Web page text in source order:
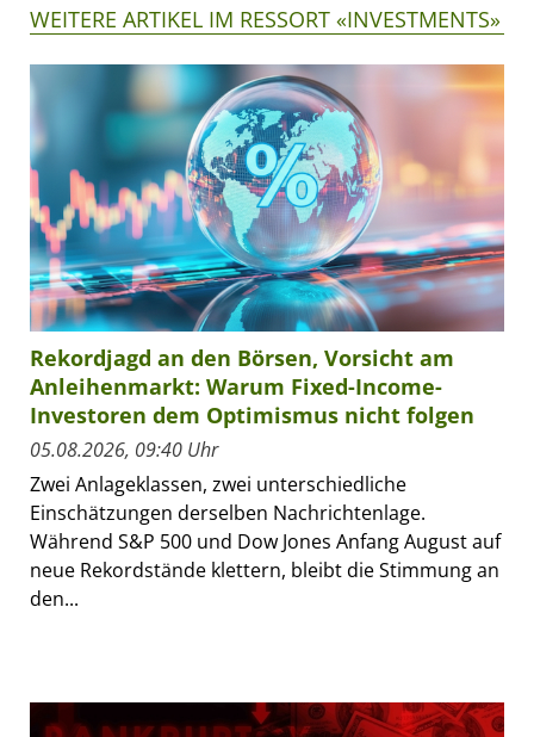
WEITERE ARTIKEL IM RESSORT «INVESTMENTS»
Rekordjagd an den Börsen, Vorsicht am
Anleihenmarkt: Warum Fixed-Income-
Investoren dem Optimismus nicht folgen
05.08.2026, 09:40 Uhr
Zwei Anlageklassen, zwei unterschiedliche
Einschätzungen derselben Nachrichtenlage.
Während S&P 500 und Dow Jones Anfang August auf
neue Rekordstände klettern, bleibt die Stimmung an
den...